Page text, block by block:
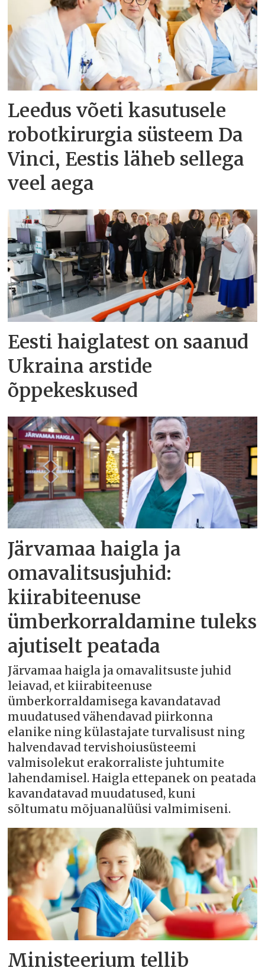
Leedus võeti kasutusele
robotkirurgia süsteem Da
Vinci, Eestis läheb sellega
veel aega
Eesti haiglatest on saanud
Ukraina arstide
õppekeskused
Järvamaa haigla ja
omavalitsusjuhid:
kiirabiteenuse
ümberkorraldamine tuleks
ajutiselt peatada
Järvamaa haigla ja omavalitsuste juhid
leiavad, et kiirabiteenuse
ümberkorraldamisega kavandatavad
muudatused vähendavad piirkonna
elanike ning külastajate turvalisust ning
halvendavad tervishoiusüsteemi
valmisolekut erakorraliste juhtumite
lahendamisel. Haigla ettepanek on peatada
kavandatavad muudatused, kuni
sõltumatu mõjuanalüüsi valmimiseni.
Ministeerium tellib